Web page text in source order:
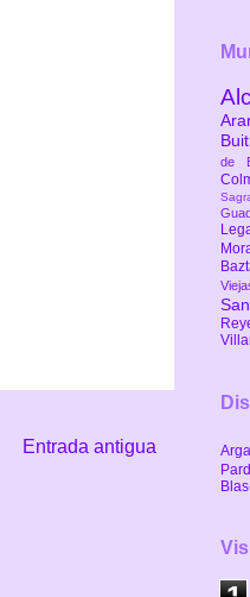
Entrada antigua
de